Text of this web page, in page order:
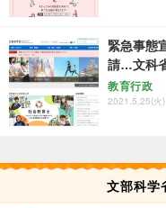
緊急事態
請…文科
教育行政
2021.5.25(火
文部科学